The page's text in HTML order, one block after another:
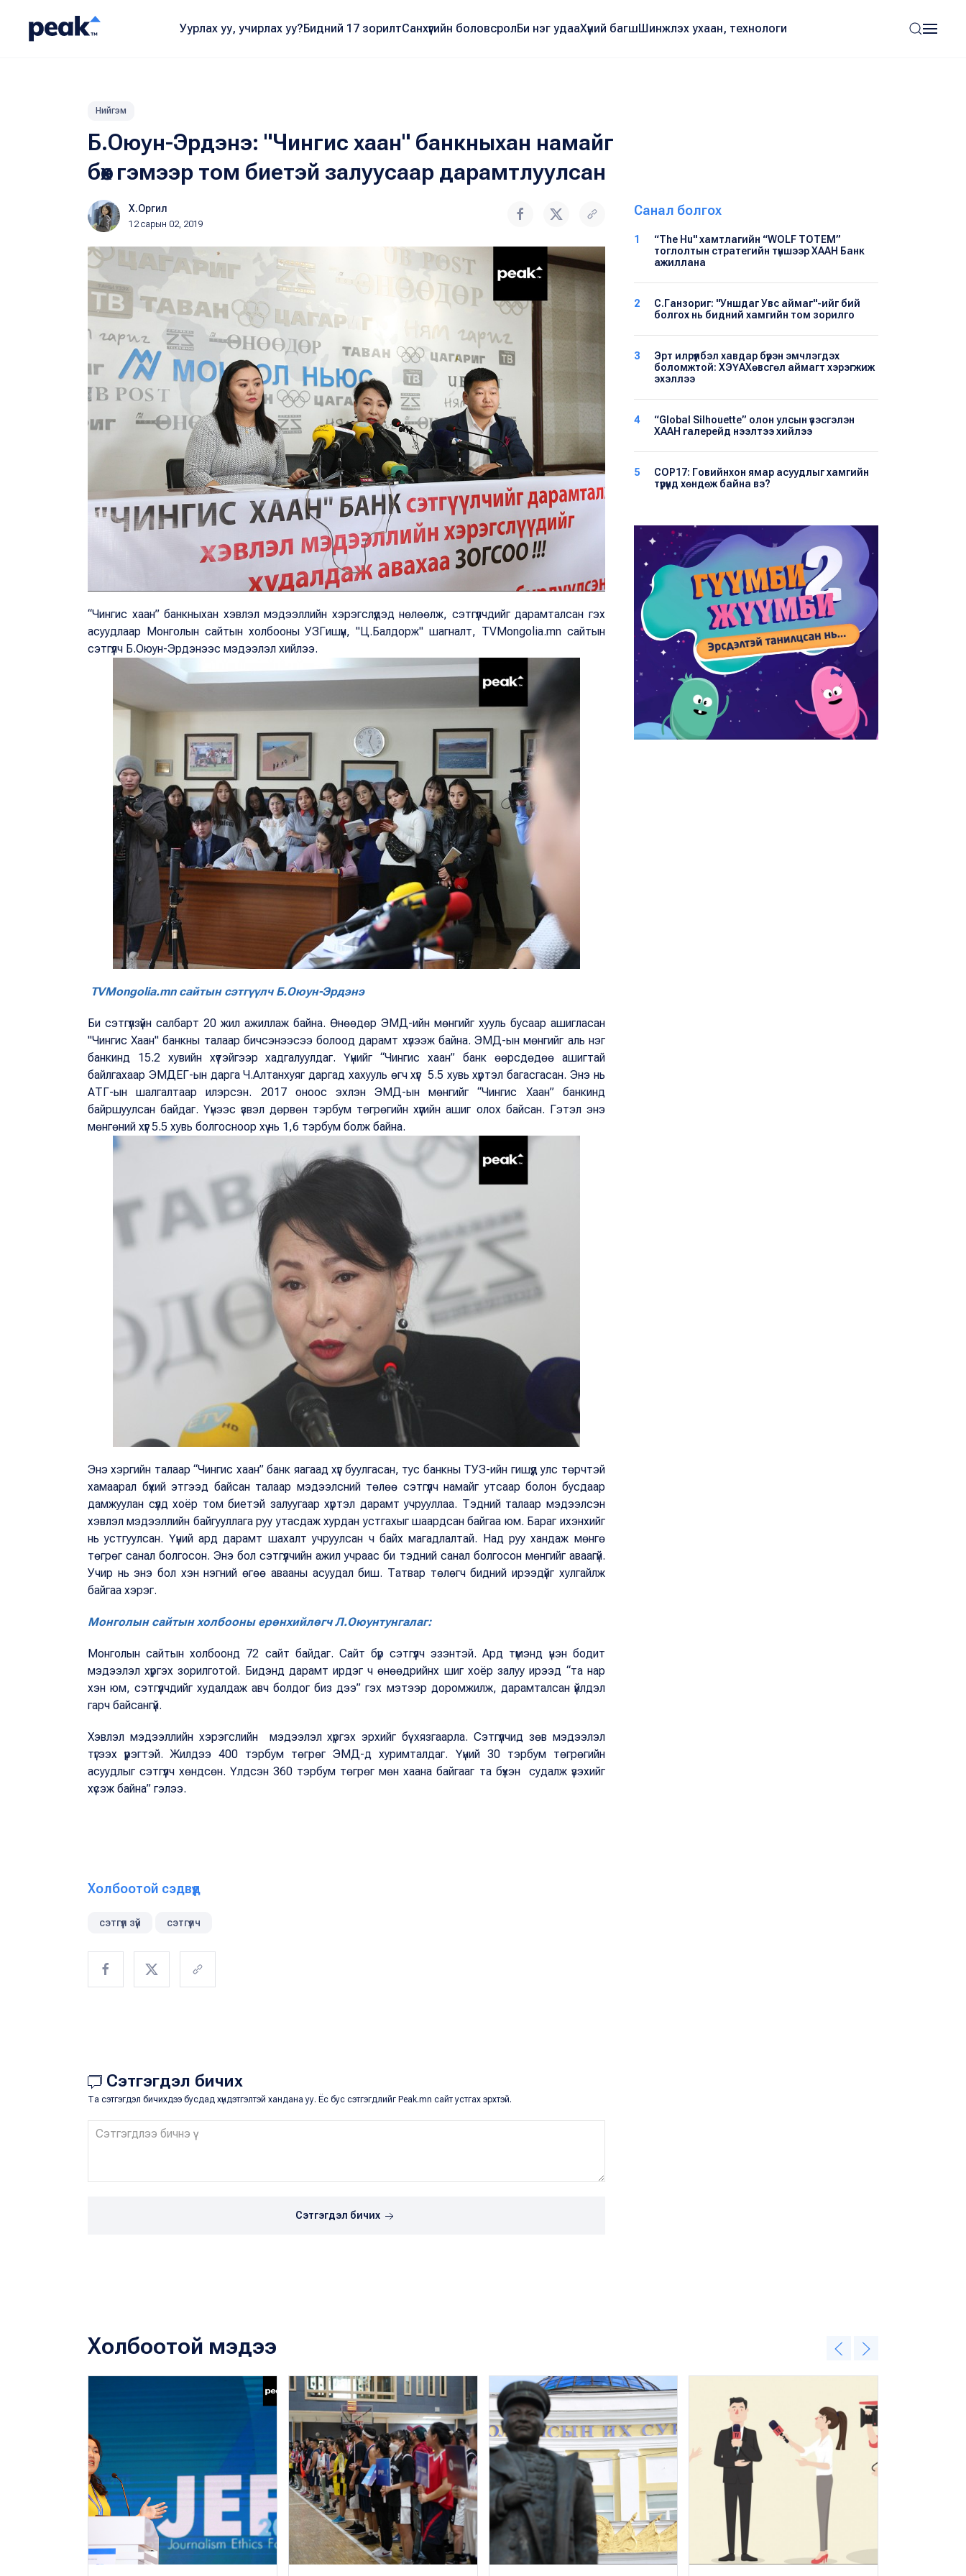
Уурлах уу, учирлах уу?Бидний 17 зорилтСанхүүгийн боловсролБи нэг удааХүний багшШинжлэх ухаан, технологи
Нийгэм
Б.Оюун-Эрдэнэ: "Чингис хаан" банкныхан намайг
бөх гэмээр том биетэй залуусаар дарамтлуулсан
Х.Оргил
12 сарын 02, 2019
“Чингис хаан” банкныхан хэвлэл мэдээллийн хэрэгслүүдэд нөлөөлж, сэтгүүлчдийг дарамталсан гэх
асуудлаар Монголын сайтын холбооны УЗГишүүн, "Ц.Балдорж" шагналт, TVMongolia.mn сайтын
сэтгүүлч Б.Оюун-Эрдэнээс мэдээлэл хийлээ.
TVMongolia.mn сайтын сэтгүүлч Б.Оюун-Эрдэнэ
Би сэтгүүлзүйн салбарт 20 жил ажиллаж байна. Өнөөдөр ЭМД-ийн мөнгийг хууль бусаар ашигласан
"Чингис Хаан" банкны талаар бичсэнээсээ болоод дарамт хүлээж байна. ЭМД-ын мөнгийг аль нэг
банкинд 15.2 хувийн хүүтэйгээр хадгалуулдаг. Үүнийг “Чингис хаан” банк өөрсдөдөө ашигтай
байлгахаар ЭМДЕГ-ын дарга Ч.Алтанхуяг даргад хахууль өгч хүүг 5.5 хувь хүртэл багасгасан. Энэ нь
АТГ-ын шалгалтаар илэрсэн. 2017 оноос эхлэн ЭМД-ын мөнгийг “Чингис Хаан” банкинд
байршуулсан байдаг. Үүнээс үзвэл дөрвөн тэрбум төгрөгийн хүүгийн ашиг олох байсан. Гэтэл энэ
мөнгөний хүүг 5.5 хувь болгосноор хүү нь 1,6 тэрбум болж байна.
Энэ хэргийн талаар “Чингис хаан” банк яагаад хүүг буулгасан, тус банкны ТУЗ-ийн гишүүд улс төрчтэй
хамаарал бүхий этгээд байсан талаар мэдээлсний төлөө сэтгүүлч намайг утсаар болон бусдаар
дамжуулан сүүлд хоёр том биетэй залуугаар хүртэл дарамт учрууллаа. Тэдний талаар мэдээлсэн
хэвлэл мэдээллийн байгууллага руу утасдаж хурдан устгахыг шаардсан байгаа юм. Бараг ихэнхийг
нь устгуулсан. Үүний ард дарамт шахалт учруулсан ч байх магадлалтай. Над руу хандаж мөнгө
төгрөг санал болгосон. Энэ бол сэтгүүлчийн ажил учраас би тэдний санал болгосон мөнгийг аваагүй.
Учир нь энэ бол хэн нэгний өгөө авааны асуудал биш. Татвар төлөгч бидний ирээдүйг хулгайлж
байгаа хэрэг.
Монголын сайтын холбооны ерөнхийлөгч Л.Оюунтунгалаг:
Монголын сайтын холбоонд 72 сайт байдаг. Сайт бүр сэтгүүлч эзэнтэй. Ард түмэнд үнэн бодит
мэдээлэл хүргэх зорилготой. Бидэнд дарамт ирдэг ч өнөөдрийнх шиг хоёр залуу ирээд “та нар
хэн юм, сэтгүүлчдийг худалдаж авч болдог биз дээ” гэх мэтээр доромжилж, дарамталсан үйлдэл
гарч байсангүй.
Хэвлэл мэдээллийн хэрэгслийн мэдээлэл хүргэх эрхийг бүү хязгаарла. Сэтгүүлчид зөв мэдээлэл
түгээх үүрэгтэй. Жилдээ 400 тэрбум төгрөг ЭМД-д хуримталдаг. Үүний 30 тэрбум төгрөгийн
асуудлыг сэтгүүлч хөндсөн. Үлдсэн 360 тэрбум төгрөг мөн хаана байгааг та бүхэн судалж үзэхийг
хүсэж байна” гэлээ.
Холбоотой сэдвүүд
сэтгүүл зүй сэтгүүлч
Сэтгэгдэл бичих
Та сэтгэгдэл бичихдээ бусдад хүндэтгэлтэй хандана уу. Ёс бус сэтгэгдлийг Peak.mn сайт устгах эрхтэй.
Сэтгэгдэл бичих
Санал болгох
1
“The Hu" хамтлагийн “WOLF TOTEM”
тоглолтын стратегийн түншээр ХААН Банк
ажиллана
2
С.Ганзориг: "Уншдаг Увс аймаг"-ийг бий
болгох нь бидний хамгийн том зорилго
3
Эрт илрүүлбэл хавдар бүрэн эмчлэгдэх
боломжтой: ХЭҮА​Хөвсгөл аймагт хэрэгжиж
эхэллээ
4
“Global Silhouette” олон улсын үзэсгэлэн
ХААН галерейд нээлтээ хийлээ
5
COP17: Говийнхон ямар асуудлыг хамгийн
түрүүнд хөндөж байна вэ?
Холбоотой мэдээ